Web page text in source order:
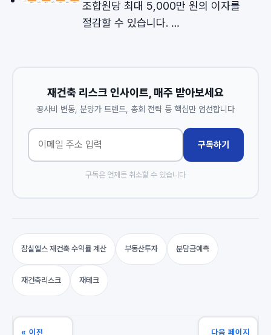
조합원당 최대 5,000만 원의 이자를
절감할 수 있습니다. …
재건축 리스크 인사이트, 매주 받아보세요
공사비 변동, 분양가 트렌드, 총회 전략 등 핵심만 엄선합니다
구독하기
구독은 언제든 취소할 수 있습니다
잠실엘스 재건축 수익률 계산 부동산투자 분담금예측
재건축리스크 재테크
« 이전 다음 페이지